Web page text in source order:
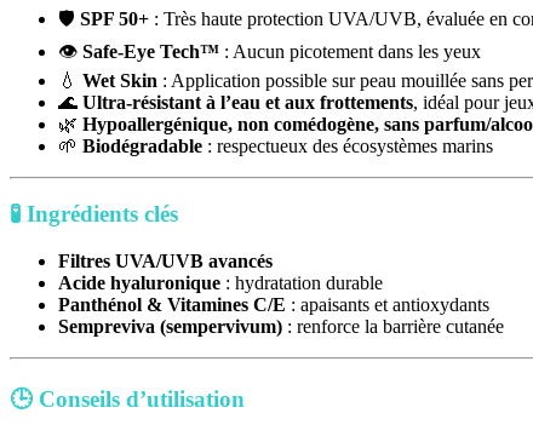
🛡️ SPF 50+ : Très haute protection UVA/UVB, évaluée en
👁️ Safe‑Eye Tech™ : Aucun picotement dans les yeux
💧 Wet Skin : Application possible sur peau mouillée sans
🌊 Ultra‑résistant à l’eau et aux frottements, idéal pour
🌿 Hypoallergénique, non comédogène, sans parfum/
🌱 Biodégradable : respectueux des écosystèmes marins
🧪 Ingrédients clés
Filtres UVA/UVB avancés
Acide hyaluronique : hydratation durable
Panthénol & Vitamines C/E : apaisants et antioxydants
Sempreviva (sempervivum) : renforce la barrière cutanée
🕒 Conseils d’utilisation